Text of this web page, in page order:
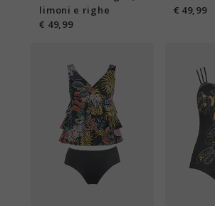
limoni e righe
€ 49,99
€ 49,99